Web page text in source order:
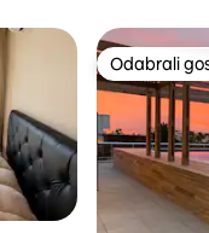
„Odabrali gosti”
Odabrali
Odabrali